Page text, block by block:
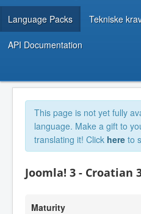
Language Packs Tekniske
API Documentation
This page is not yet fully
language. Make a gift to
translating it! Click here to
Joomla! 3 - Croatian
Maturity